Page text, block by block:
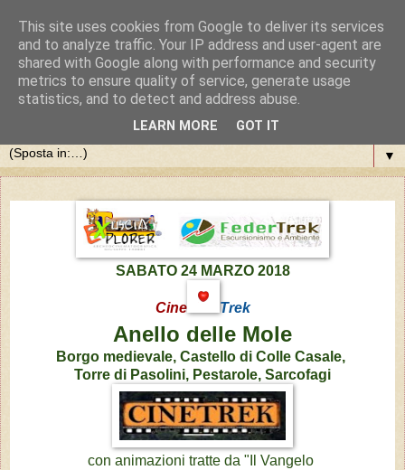
▼
SABATO 24 MARZO 2018
Cine Trek
Anello delle Mole
Borgo medievale, Castello di Colle Casale,
Torre di Pasolini, Pestarole, Sarcofagi
con animazioni tratte da "Il Vangelo
This site uses cookies from Google to deliver its services
and to analyze traffic. Your IP address and user-agent are
shared with Google along with performance and security
metrics to ensure quality of service, generate usage
statistics, and to detect and address abuse.
LEARN MORE GOT IT